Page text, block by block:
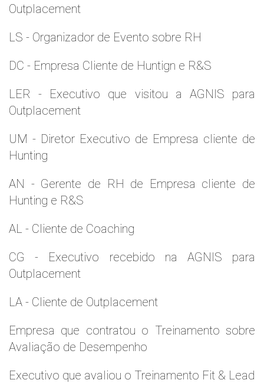
Outplacement
LS - Organizador de Evento sobre RH
DC - Empresa Cliente de Huntign e R&S
LER - Executivo que visitou a AGNIS para
Outplacement
UM - Diretor Executivo de Empresa cliente de
Hunting
AN - Gerente de RH de Empresa cliente de
Hunting e R&S
AL - Cliente de Coaching
CG - Executivo recebido na AGNIS para
Outplacement
LA - Cliente de Outplacement
Empresa que contratou o Treinamento sobre
Avaliação de Desempenho
Executivo que avaliou o Treinamento Fit & Lead